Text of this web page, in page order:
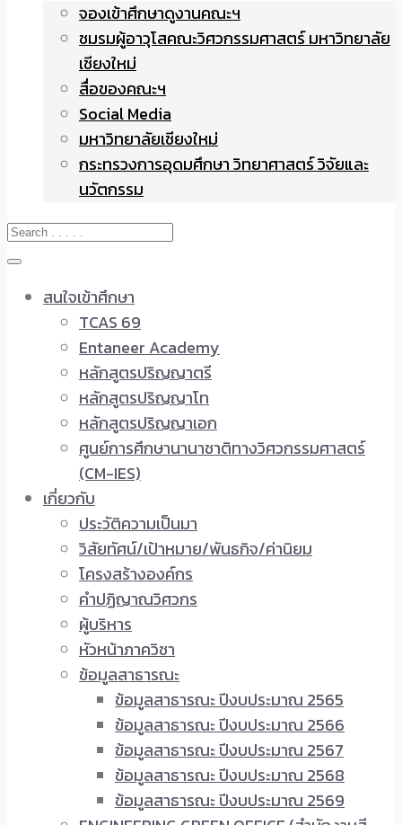
จองเข้าศึกษาดูงานคณะฯ
ชมรมผู้อาวุโสคณะวิศวกรรมศาสตร์ มหาวิทยาลัย
เชียงใหม่
สื่อของคณะฯ
Social Media
มหาวิทยาลัยเชียงใหม่
กระทรวงการอุดมศึกษา วิทยาศาสตร์ วิจัยและ
นวัตกรรม
สนใจเข้าศึกษา
TCAS 69
Entaneer Academy
หลักสูตรปริญญาตรี
หลักสูตรปริญญาโท
หลักสูตรปริญญาเอก
ศูนย์การศึกษานานาชาติทางวิศวกรรมศาสตร์
(CM-IES)
เกี่ยวกับ
ประวัติความเป็นมา
วิสัยทัศน์/เป้าหมาย/พันธกิจ/ค่านิยม
โครงสร้างองค์กร
คำปฏิญาณวิศวกร
ผู้บริหาร
หัวหน้าภาควิชา
ข้อมูลสาธารณะ
ข้อมูลสาธารณะ ปีงบประมาณ 2565
ข้อมูลสาธารณะ ปีงบประมาณ 2566
ข้อมูลสาธารณะ ปีงบประมาณ 2567
ข้อมูลสาธารณะ ปีงบประมาณ 2568
ข้อมูลสาธารณะ ปีงบประมาณ 2569